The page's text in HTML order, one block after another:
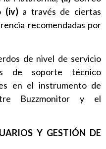
(iv) a través de ciertas
recomendadas por
de nivel de servicio
de soporte técnico
en el instrumento de
Buzzmonitor y el
Y GESTIÓN DE